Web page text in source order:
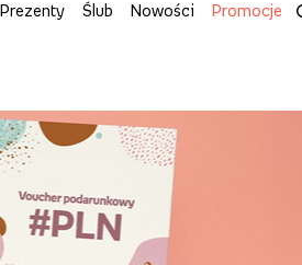
Prezenty Ślub Nowości Promocje